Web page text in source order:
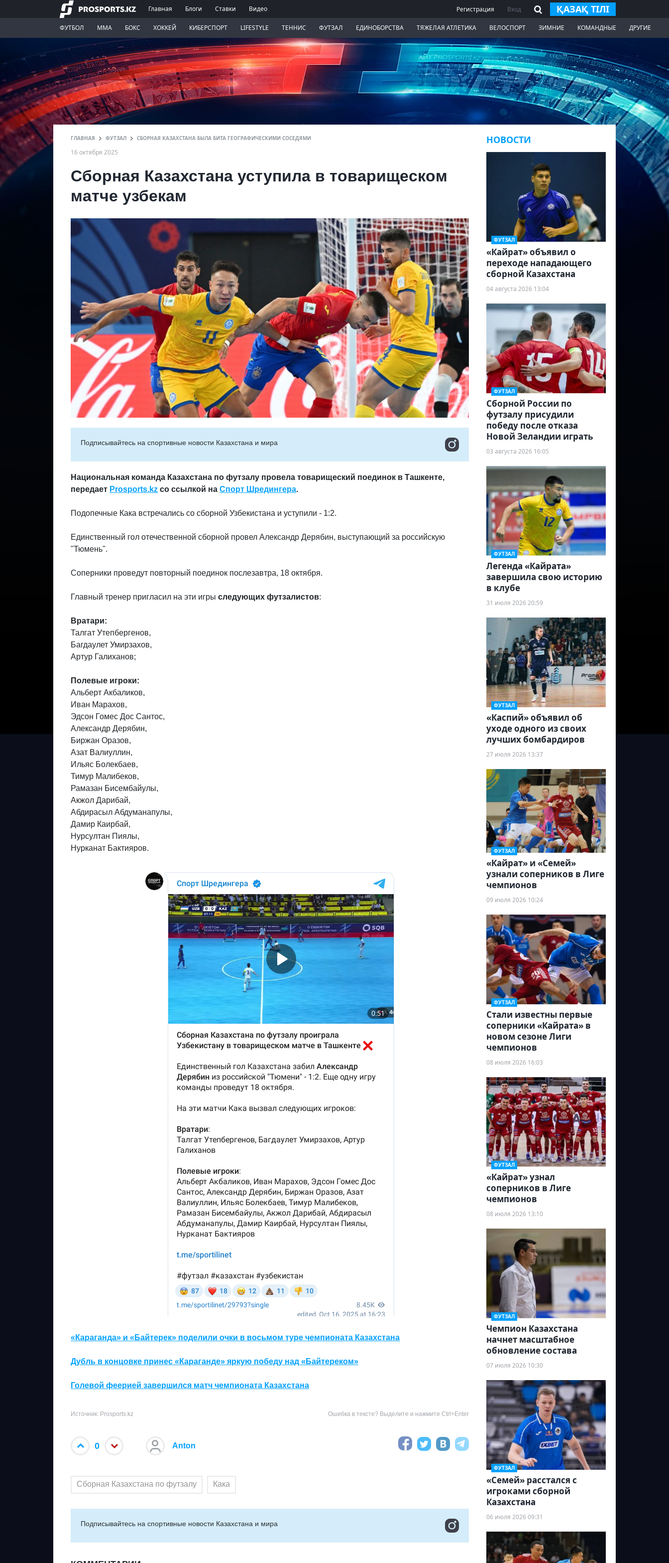
Главная Блоги Ставки Видео Регистрация Вход ҚАЗАҚ ТІЛІ
ФУТБОЛ ММА БОКС ХОККЕЙ КИБЕРСПОРТ LIFESTYLE ТЕННИС ФУТЗАЛ ЕДИНОБОРСТВА ТЯЖЕЛАЯ АТЛЕТИКА ВЕЛОСПОРТ ЗИМНИЕ КОМАНДНЫЕ ДРУГИЕ
ГЛАВНАЯ ФУТЗАЛ СБОРНАЯ КАЗАХСТАНА БЫЛА БИТА ГЕОГРАФИЧЕСКИМИ СОСЕДЯМИ
16 октября 2025
Сборная Казахстана уступила в товарищеском
матче узбекам
Подписывайтесь на cпортивные новости Казахстана и мира
Национальная команда Казахстана по футзалу провела товарищеский поединок в Ташкенте,
передает Prosports.kz со ссылкой на Спорт Шредингера.
Подопечные Кака встречались со сборной Узбекистана и уступили - 1:2.
Единственный гол отечественной сборной провел Александр Дерябин, выступающий за российскую
"Тюмень".
Соперники проведут повторный поединок послезавтра, 18 октября.
Главный тренер пригласил на эти игры следующих футзалистов:
Вратари:
Талгат Утепбергенов,
Багдаулет Умирзахов,
Артур Галиханов;
Полевые игроки:
Альберт Акбаликов,
Иван Марахов,
Эдсон Гомес Дос Сантос,
Александр Дерябин,
Биржан Оразов,
Азат Валиуллин,
Ильяс Болекбаев,
Тимур Малибеков,
Рамазан Бисембайулы,
Акжол Дарибай,
Абдирасыл Абдуманапулы,
Дамир Каирбай,
Нурсултан Пиялы,
Нурканат Бактияров.
«Караганда» и «Байтерек» поделили очки в восьмом туре чемпионата Казахстана
Дубль в концовке принес «Караганде» яркую победу над «Байтереком»
Голевой феерией завершился матч чемпионата Казахстана
Источник: Prosports.kz Ошибка в тексте? Выделите и нажмите Ctrl+Enter
0 Anton
Сборная Казахстана по футзалу Кака
Подписывайтесь на cпортивные новости Казахстана и мира
НОВОСТИ
ФУТЗАЛ
«Кайрат» объявил о
переходе нападающего
сборной Казахстана
04 августа 2026 13:04
ФУТЗАЛ
Сборной России по
футзалу присудили
победу после отказа
Новой Зеландии играть
03 августа 2026 16:05
ФУТЗАЛ
Легенда «Кайрата»
завершила свою историю
в клубе
31 июля 2026 20:59
ФУТЗАЛ
«Каспий» объявил об
уходе одного из своих
лучших бомбардиров
27 июля 2026 13:37
ФУТЗАЛ
«Кайрат» и «Семей»
узнали соперников в Лиге
чемпионов
09 июля 2026 10:24
ФУТЗАЛ
Стали известны первые
соперники «Кайрата» в
новом сезоне Лиги
чемпионов
08 июля 2026 16:03
ФУТЗАЛ
«Кайрат» узнал
соперников в Лиге
чемпионов
08 июля 2026 13:10
ФУТЗАЛ
Чемпион Казахстана
начнет масштабное
обновление состава
07 июля 2026 10:30
ФУТЗАЛ
«Семей» расстался с
игроками сборной
Казахстана
06 июля 2026 09:31